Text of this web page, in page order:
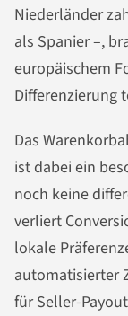
Niederländer
als Spanier –,
europäischem
Differenzierung
Das
ist dabei ein
noch keine
verliert
lokale
automatisierter
für Seller-